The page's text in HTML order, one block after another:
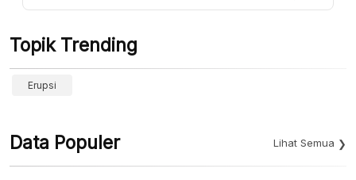
Topik Trending
Erupsi
Data Populer Lihat Semua